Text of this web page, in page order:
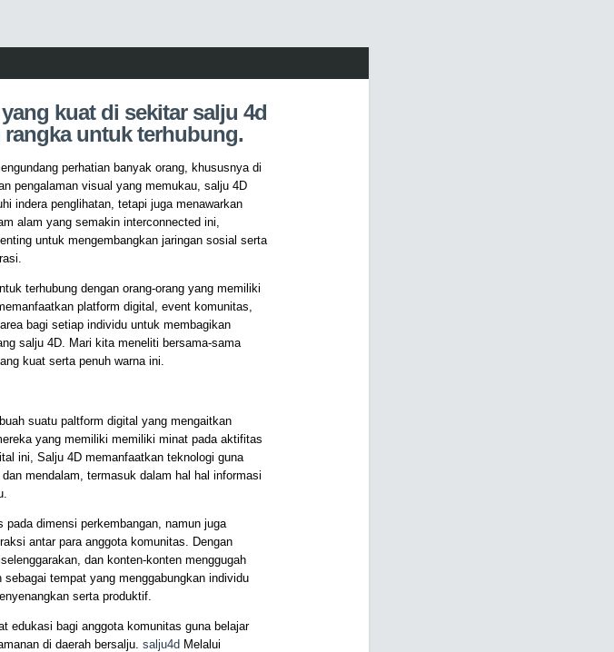
kuat di sekitar salju 4d
rangka untuk terhubung.
perhatian banyak orang, khususnya di
pengalaman visual yang memukau, salju 4D
indera penglihatan, tetapi juga menawarkan
alam yang semakin interconnected ini,
untuk mengembangkan jaringan sosial serta
terhubung dengan orang-orang yang memiliki
platform digital, event komunitas,
bagi setiap individu untuk membagikan
salju 4D. Mari kita meneliti bersama-sama
kuat serta penuh warna ini.
suatu paltform digital yang mengaitkan
yang memiliki memiliki minat pada aktifitas
ini, Salju 4D memanfaatkan teknologi guna
mendalam, termasuk dalam hal hal informasi
dimensi perkembangan, namun juga
antar para anggota komunitas. Dengan
dan konten-konten menggugah
tempat yang menggabungkan individu
serta produktif.
edukasi bagi anggota komunitas guna belajar
di daerah bersalju. salju4d Melalui